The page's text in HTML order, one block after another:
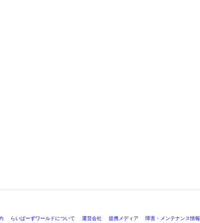
らいばーずワールドについて 運営会社 提携メディア 障害・メンテナンス情報